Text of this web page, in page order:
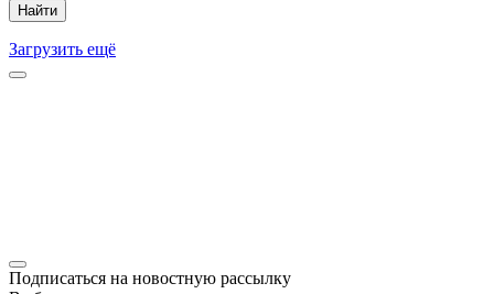
Найти
Загрузить ещё
Подписаться на новостную рассылку